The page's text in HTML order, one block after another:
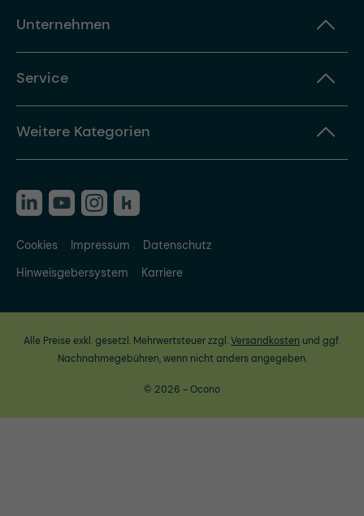
Unternehmen
Service
Weitere Kategorien
Cookies Impressum
Datenschutz
Hinweisgebersystem
Karriere
Alle Preise exkl. gesetzl. Mehrwertsteuer zzgl.Versandkosten und ggf.
Nachnahmegebühren, wenn nicht anders angegeben.
© 2026 - Ocono